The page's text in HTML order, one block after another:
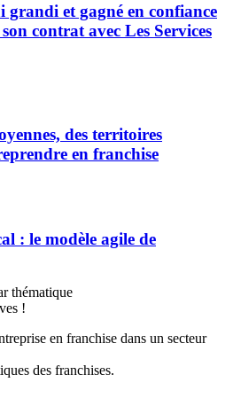
grandi et gagné en confiance
contrat avec Les Services
des territoires
en franchise
: le modèle agile de
thématique
!
en franchise dans un secteur
des franchises.